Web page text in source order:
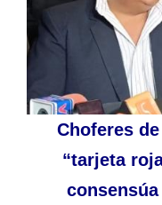
Choferes
“tarjeta